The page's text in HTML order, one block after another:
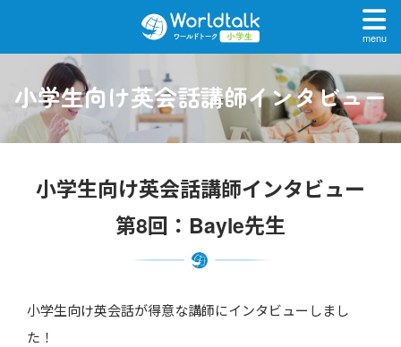
menu
小学生向け英会話講師インタビュー
小学生向け英会話講師インタビュー
第8回：Bayle先生
小学生向け英会話が得意な講師にインタビューしまし
た！